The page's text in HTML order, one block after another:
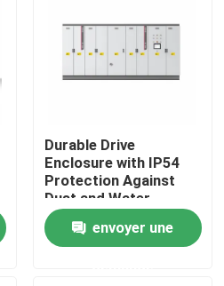
Durable Drive
Enclosure with IP54
Protection Against
Dust and Water
Ingress for Reliability
envoyer une